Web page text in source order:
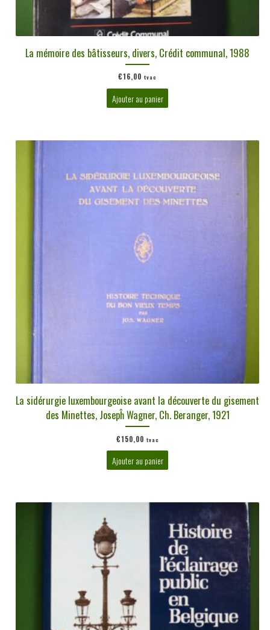
La mémoire des bâtisseurs, divers, Crédit communal, 1988
€16,00 tvac
Ajouter au panier
La sidérurgie luxembourgeoise avant la découverte du gisement
des Minettes, Josepĥ Wagner, Ch. Beranger, 1921
€150,00 tvac
Ajouter au panier